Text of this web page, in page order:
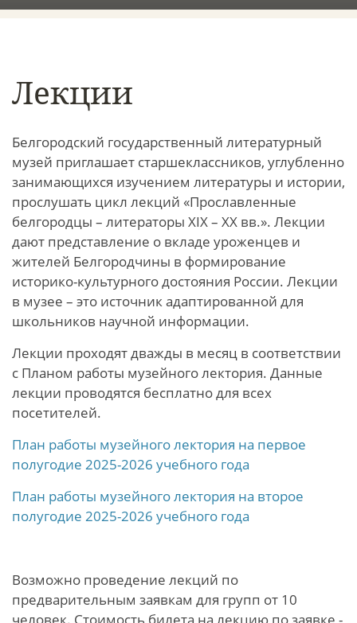
Лекции
Белгородский государственный литературный
музей приглашает старшеклассников, углубленно
занимающихся изучением литературы и истории,
прослушать цикл лекций «Прославленные
белгородцы – литераторы ХIХ – ХХ вв.». Лекции
дают представление о вкладе уроженцев и
жителей Белгородчины в формирование
историко-культурного достояния России. Лекции
в музее – это источник адаптированной для
школьников научной информации.
Лекции проходят дважды в месяц в соответствии
с Планом работы музейного лектория. Данные
лекции проводятся бесплатно для всех
посетителей.
План работы музейного лектория на первое
полугодие 2025-2026 учебного года
План работы музейного лектория на второе
полугодие 2025-2026 учебного года
Возможно проведение лекций по
предварительным заявкам для групп от 10